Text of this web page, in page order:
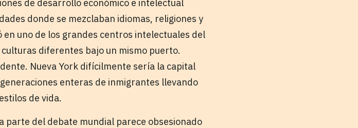
de desarrollo económico e intelectual
donde se mezclaban idiomas, religiones y
uno de los grandes centros intelectuales del
diferentes bajo un mismo puerto.
Nueva York difícilmente sería la capital
enteras de inmigrantes llevando
de vida.
parte del debate mundial parece obsesionado